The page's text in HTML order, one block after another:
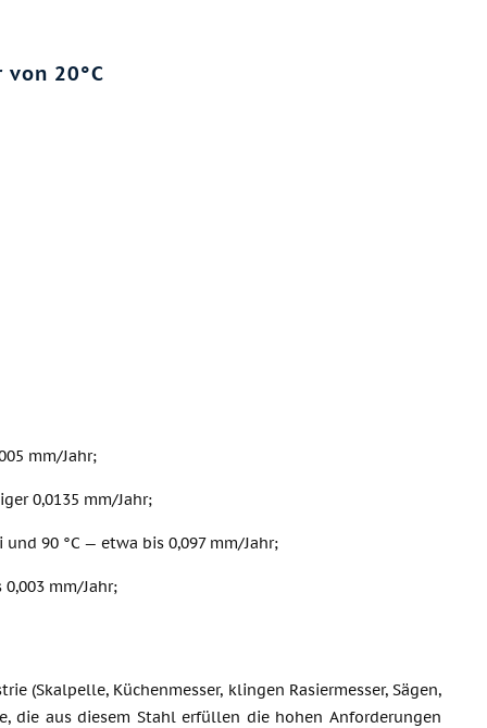
20°C
mm/Jahr;
0,0135 mm/Jahr;
90 °C — etwa bis 0,097 mm/Jahr;
mm/Jahr;
(Skalpelle, Küchenmesser, klingen Rasiermesser, Sägen,
die aus diesem Stahl erfüllen die hohen Anforderungen